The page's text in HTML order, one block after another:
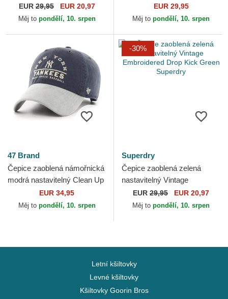
Embroidery Optic Pitch
Superdry
EUR29,95 EUR 20,97
Měj to pondělí, 10. srpen
Embroidered White Superdry
EUR 29,95
Měj to pondělí, 10. srpen
47 Brand
Čepice zaoblená námořnická
modrá nastavitelný Clean Up
Windham Suede Vintage
New York Yankees MLB...
EUR 34,95
Měj to pondělí, 10. srpen
-30%
Superdry
Čepice zaoblená zelená
nastavitelný Vintage
Embroidered Drop Kick
Green Superdry
EUR 29,95 EUR 20,97
Měj to pondělí, 10. srpen
Letní kšiltovky
Levné kšiltovky
Kšiltovky Goorin Bros